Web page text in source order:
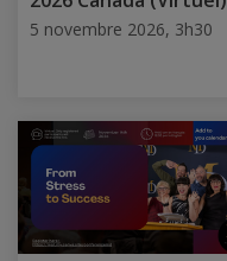
5 novembre 2026, 3h30